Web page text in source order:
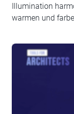
Illumination
warmen und